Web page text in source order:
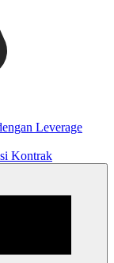
Leverage
Kontrak